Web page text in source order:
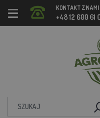
KONTAKT Z NAMI
+48 12 600 61